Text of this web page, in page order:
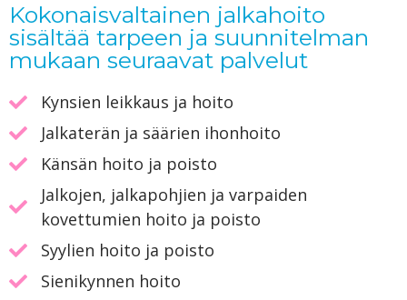
Kokonais­valtainen jalkahoito
sisältää tarpeen ja suunnitelman
mukaan seuraavat palvelut
Kynsien leikkaus ja hoito
Jalkaterän ja säärien ihonhoito
Känsän hoito ja poisto
Jalkojen, jalkapohjien ja varpaiden
kovettumien hoito ja poisto
Syylien hoito ja poisto
Sienikynnen hoito